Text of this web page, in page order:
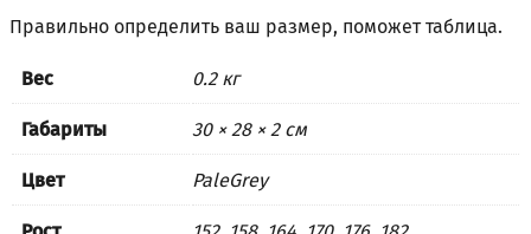
Правильно определить ваш размер, поможеттаблица.
Вес 0.2 кг
Габариты 30 × 28 × 2 см
Цвет PaleGrey